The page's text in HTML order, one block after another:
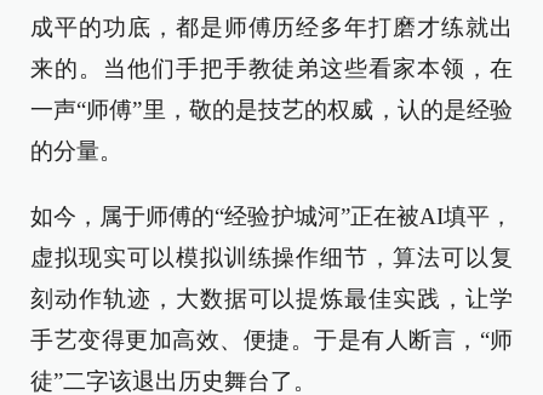
成平的功底，都是师傅历经多年打磨才练就出
来的。当他们手把手教徒弟这些看家本领，在
一声“师傅”里，敬的是技艺的权威，认的是经验
的分量。
如今，属于师傅的“经验护城河”正在被AI填平，
虚拟现实可以模拟训练操作细节，算法可以复
刻动作轨迹，大数据可以提炼最佳实践，让学
手艺变得更加高效、便捷。于是有人断言，“师
徒”二字该退出历史舞台了。